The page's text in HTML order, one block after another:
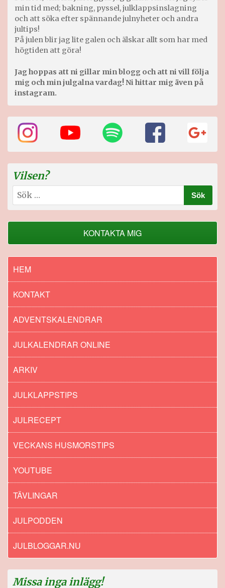
min tid med; bakning, pyssel, julklappsinslagning
och att söka efter spännande julnyheter och andra
jultips!
På julen blir jag lite galen och älskar allt som har med
högtiden att göra!
Jag hoppas att ni gillar min blogg och att ni vill följa
mig och min julgalna vardag! Ni hittar mig även på
instagram.
Vilsen?
Sök
efter:
KONTAKTA MIG
HEM
KONTAKT
ADVENTSKALENDRAR
JULKALENDRAR ONLINE
ARKIV
JULKLAPPSTIPS
JULRECEPT
VECKANS HUSMORSTIPS
YOUTUBE
TÄVLINGAR
JULPODDEN
JULBLOGGAR.NU
Missa inga inlägg!